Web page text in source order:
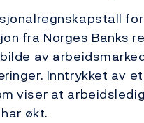
fra Norges Banks
av
Inntrykket av
viser at
økt.